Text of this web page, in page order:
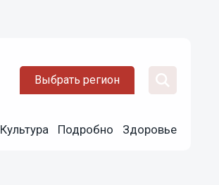
Выбрать регион
Культура Подробно Здоровье